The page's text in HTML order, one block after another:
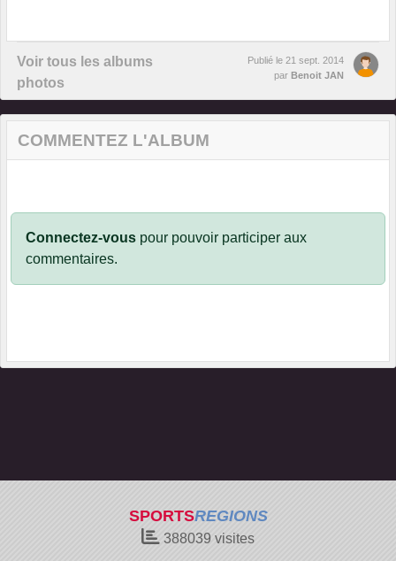
Voir tous les albums
photos
Publié le 21 sept. 2014
par Benoit JAN
COMMENTEZ L'ALBUM
Connectez-vous pour pouvoir participer aux
commentaires.
SPORTSREGIONS
388039 visites